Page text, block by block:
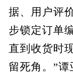
据、用户评
步锁定订单
直到收货时
留死角。”